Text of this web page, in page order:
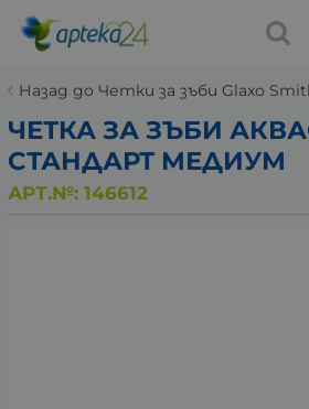
Назад до Четки за зъби Glaxo
ЧЕТКА ЗА ЗЪБИ
СТАНДАРТ МЕДИУМ
АРТ.№: 146612